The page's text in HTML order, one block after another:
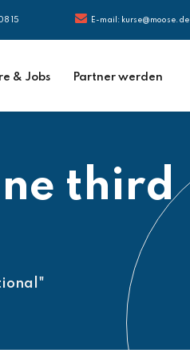
15 E-mail: kurse@moose.de
& Jobs Partner werden
third